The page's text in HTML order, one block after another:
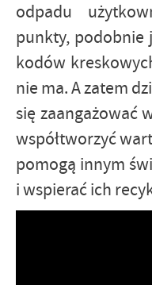
odpadu
punkty, podobnie
kodów
nie ma. A zatem
się zaangażować
współtworzyć
pomogą innym
i wspierać ich